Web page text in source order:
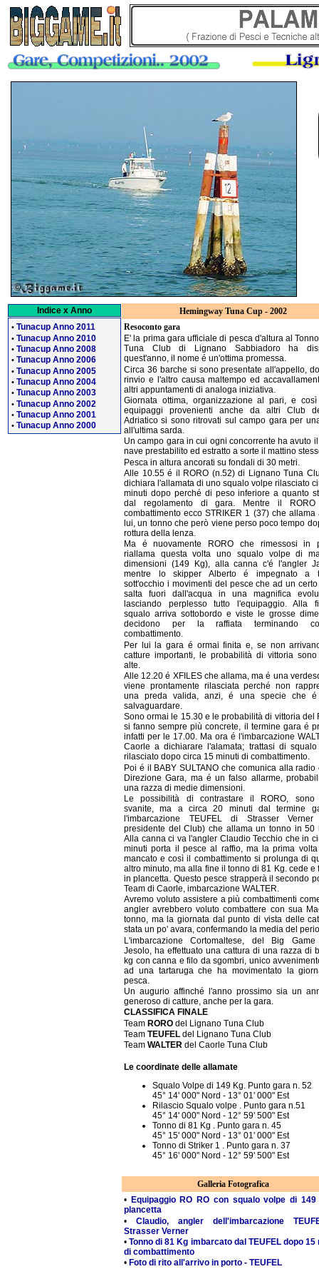
Indice x Anno
• Tunacup Anno 2011
• Tunacup Anno 2010
• Tunacup Anno 2008
• Tunacup Anno 2006
• Tunacup Anno 2005
• Tunacup Anno 2004
• Tunacup Anno 2003
• Tunacup Anno 2002
• Tunacup Anno 2001
• Tunacup Anno 2000
Hemingway Tuna Cup - 2002
Resoconto gara
E' la prima gara ufficiale di pesca d'altura al
Tuna Club di Lignano Sabbiadoro ha
quest'anno, il nome é un'ottima promessa.
Circa 36 barche si sono presentate all'appello,
rinvio e l'altro causa maltempo ed
altri appuntamenti di analoga iniziativa.
Giornata ottima, organizzazione al pari, e
equipaggi provenienti anche da altri Club
Adriatico si sono ritrovati sul campo gara per
all'ultima sarda.
Un campo gara in cui ogni concorrente ha avuto
nave prestabilito ed estratto a sorte il mattino
Pesca in altura ancorati su fondali di 30 metri.
Alle 10.55 é il RORO (n.52) di Lignano Tuna
dichiara l'allamata di uno squalo volpe rilasciato
minuti dopo perché di peso inferiore a quanto
dal regolamento di gara. Mentre il
combattimento ecco STRIKER 1 (37) che allama
lui, un tonno che però viene perso poco tempo
rottura della lenza.
Ma é nuovamente RORO che rimessosi in
riallama questa volta uno squalo volpe di
dimensioni (149 Kg), alla canna c'é l'angler
mentre lo skipper Alberto é impegnato a
sott'occhio i movimenti del pesce che ad un
salta fuori dall'acqua in una magnifica
lasciando perplesso tutto l'equipaggio. Alla
squalo arriva sottobordo e viste le grosse
decidono per la raffiata terminando
combattimento.
Per lui la gara é ormai finita e, se non
catture importanti, le probabilità di vittoria sono
alte.
Alle 12.20 é XFILES che allama, ma é una
viene prontamente rilasciata perché non
una preda valida, anzi, é una specie che é
salvaguardare.
Sono ormai le 15.30 e le probabilità di vittoria del
si fanno sempre più concrete, il termine gara é
infatti per le 17.00. Ma ora é l'imbarcazione
Caorle a dichiarare l'alamata; trattasi di
rilasciato dopo circa 15 minuti di combattimento.
Poi é il BABY SULTANO che comunica alla radio
Direzione Gara, ma é un falso allarme,
una razza di medie dimensioni.
Le possibilità di contrastare il RORO, sono
svanite, ma a circa 20 minuti dal termine
l'imbarcazione TEUFEL di Strasser Verner
presidente del Club) che allama un tonno in 50
Alla canna ci va l'angler Claudio Tecchio che in
minuti porta il pesce al raffio, ma la prima
mancato e così il combattimento si prolunga di
altro minuto, ma alla fine il tonno di 81 Kg. cede e
in plancetta. Questo pesce strapperà il secondo
Team di Caorle, imbarcazione WALTER.
Avremo voluto assistere a più combattimenti
angler avrebbero voluto combattere con sua
tonno, ma la giornata dal punto di vista delle
stata un po' avara, confermando la media del
L'imbarcazione Cortomaltese, del Big
Jesolo, ha effettuato una cattura di una razza di
kg con canna e filo da sgombri, unico
ad una tartaruga che ha movimentato la
pesca.
Un augurio affinché l'anno prossimo sia un
generoso di catture, anche per la gara.
CLASSIFICA FINALE
Team RORO del Lignano Tuna Club
Team TEUFEL del Lignano Tuna Club
Team WALTER del Caorle Tuna Club
Le coordinate delle allamate
Squalo Volpe di 149 Kg. Punto gara n. 52
45° 14' 000" Nord - 13° 01' 000" Est
Rilascio Squalo volpe . Punto gara n.51
45° 14' 000" Nord - 12° 59' 500" Est
Tonno di 81 Kg . Punto gara n. 45
45° 15' 000" Nord - 13° 01' 000" Est
Tonno di Striker 1 . Punto gara n. 37
45° 16' 000" Nord - 12° 59' 500" Est
Galleria Fotografica
• Equipaggio RO RO con squalo volpe di
plancetta
• Claudio, angler dell'imbarcazione
Strasser Verner
•Tonno di 81 Kg imbarcato dal TEUFEL dopo 15
di combattimento
• Foto di rito all'arrivo in porto - TEUFEL